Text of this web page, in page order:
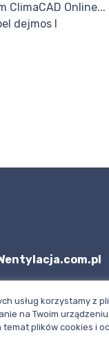
ClimaCAD Online...
dejmos I
usług korzystamy z
na Twoim
temat plików cookies i